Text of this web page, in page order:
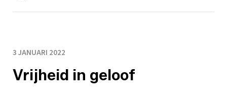
3 JANUARI 2022
Vrijheid in geloof